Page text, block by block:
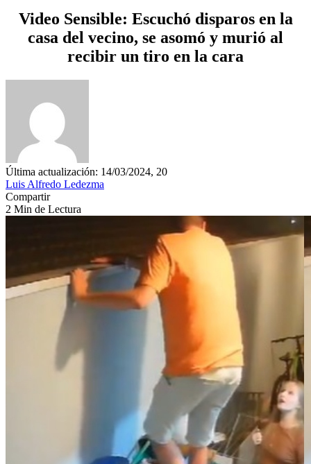
Video Sensible: Escuchó disparos en la
casa del vecino, se asomó y murió al
recibir un tiro en la cara
Última actualización: 14/03/2024, 20
Luis Alfredo Ledezma
Compartir
2 Min de Lectura